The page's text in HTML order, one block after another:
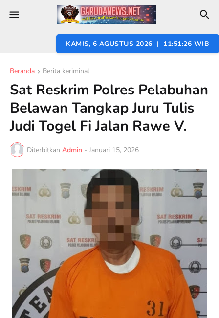
KAMIS, 6 AGUSTUS 2026 | 11:51:27 WIB
Beranda Berita keriminal
Sat Reskrim Polres Pelabuhan
Belawan Tangkap Juru Tulis
Judi Togel Fi Jalan Rawe V.
Diterbitkan Admin - Januari 15, 2026